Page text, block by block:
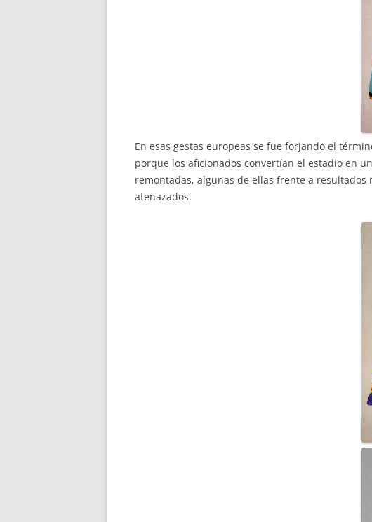
En esas gestas europeas se fue forjando el
porque los aficionados convertían el estadio en
remontadas, algunas de ellas frente a resultados
atenazados.